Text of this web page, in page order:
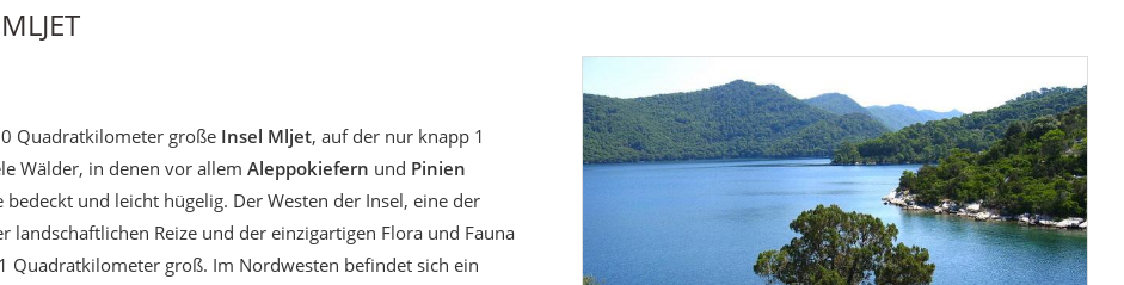
Quadratkilometer große Insel Mljet, auf der nur knapp 1
Wälder, in denen vor allem Aleppokiefern und Pinien
und leicht hügelig. Der Westen der Insel, eine der
landschaftlichen Reize und der einzigartigen Flora und Fauna
Quadratkilometer groß. Im Nordwesten befindet sich ein